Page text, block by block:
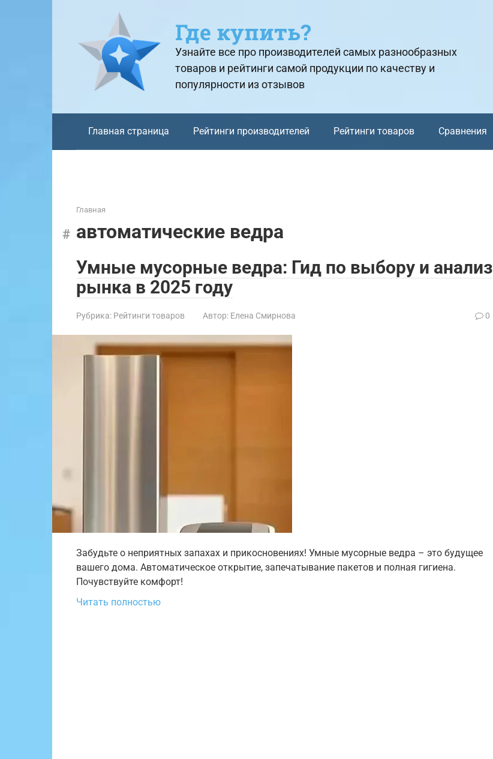
Где купить?
Узнайте все про производителей самых разнообразных
товаров и рейтинги самой продукции по качеству и
популярности из отзывов
Главная страница Рейтинги производителей Рейтинги товаров Сравнения
Главная
автоматические ведра
Умные мусорные ведра: Гид по выбору и анализ
рынка в 2025 году
Рубрика: Рейтинги товаров Автор: Елена Смирнова 0
Забудьте о неприятных запахах и прикосновениях! Умные мусорные ведра – это будущее
вашего дома. Автоматическое открытие, запечатывание пакетов и полная гигиена.
Почувствуйте комфорт!
Читать полностью